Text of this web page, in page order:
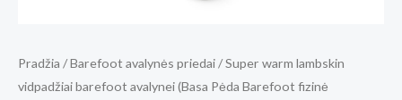
Pradžia /Barefoot avalynės priedai/ Super warm lambskin
vidpadžiai barefoot avalynei (Basa Pėda Barefoot fizinė